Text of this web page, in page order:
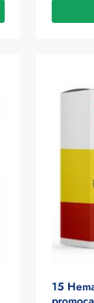
15